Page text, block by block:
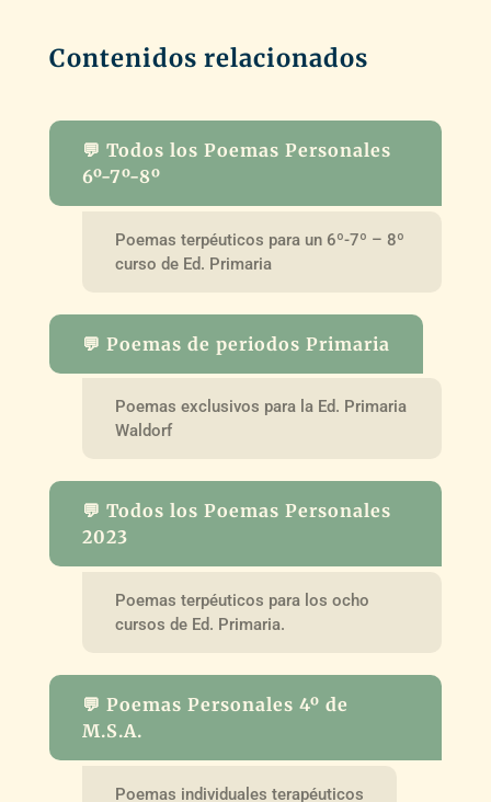
Contenidos relacionados
💬 Todos los Poemas Personales
6º-7º-8º
Poemas terpéuticos para un 6º-7º – 8º
curso de Ed. Primaria
💬 Poemas de periodos Primaria
Poemas exclusivos para la Ed. Primaria
Waldorf
💬 Todos los Poemas Personales
2023
Poemas terpéuticos para los ocho
cursos de Ed. Primaria.
💬 Poemas Personales 4º de
M.S.A.
Poemas individuales terapéuticos